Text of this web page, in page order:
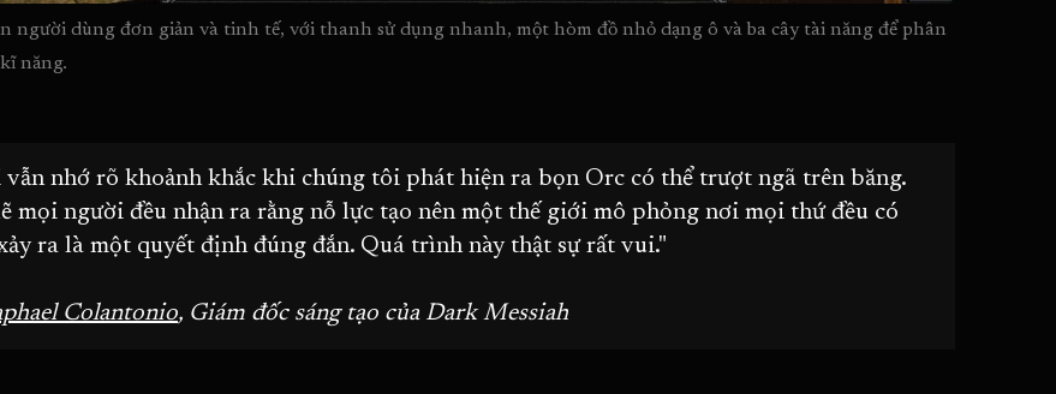
người dùng đơn giản và tinh tế, với thanh sử dụng nhanh, một hòm đồ nhỏ dạng ô và ba cây tài năng để phân
năng.
vẫn nhớ rõ khoảnh khắc khi chúng tôi phát hiện ra bọn Orc có thể trượt ngã trên băng.
mọi người đều nhận ra rằng nỗ lực tạo nên một thế giới mô phỏng nơi mọi thứ đều có
ra là một quyết định đúng đắn. Quá trình này thật sự rất vui."
Colantonio, Giám đốc sáng tạo của Dark Messiah